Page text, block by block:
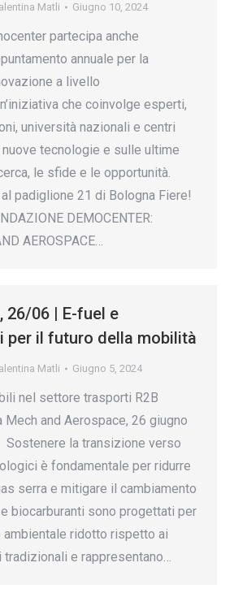
Matli Giugno 10, 2024
partecipa anche
annuale per la
a livello
che coinvolge esperti,
università nazionali e centri
tecnologie e sulle ultime
le sfide e le opportunità.
padiglione 21 di Bologna Fiere!
DEMOCENTER:
AEROSPACE…
26/06 | E-fuel e
per il futuro della mobilità
Matli Giugno 5, 2024
nel settore trasporti R2B
Mech and Aerospace, 26 giugno
la transizione verso
è fondamentale per ridurre
serra e mitigare il cambiamento
biocarburanti sono progettati per
ambientale ridotto rispetto ai
e rappresentano…